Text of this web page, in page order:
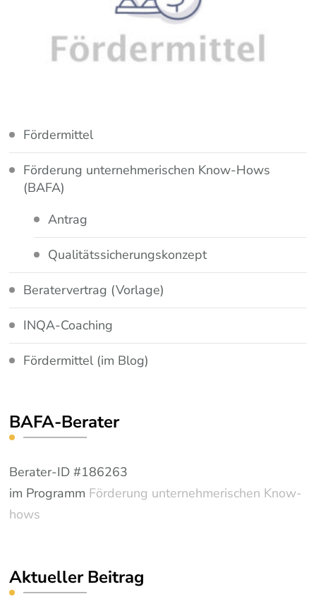
Fördermittel
Förderung unternehmerischen Know-Hows
(BAFA)
Antrag
Qualitätssicherungskonzept
Beratervertrag (Vorlage)
INQA-Coaching
Fördermittel (im Blog)
BAFA-Berater
Berater-ID #186263
im Programm Förderung unternehmerischen Know-
hows
Aktueller Beitrag